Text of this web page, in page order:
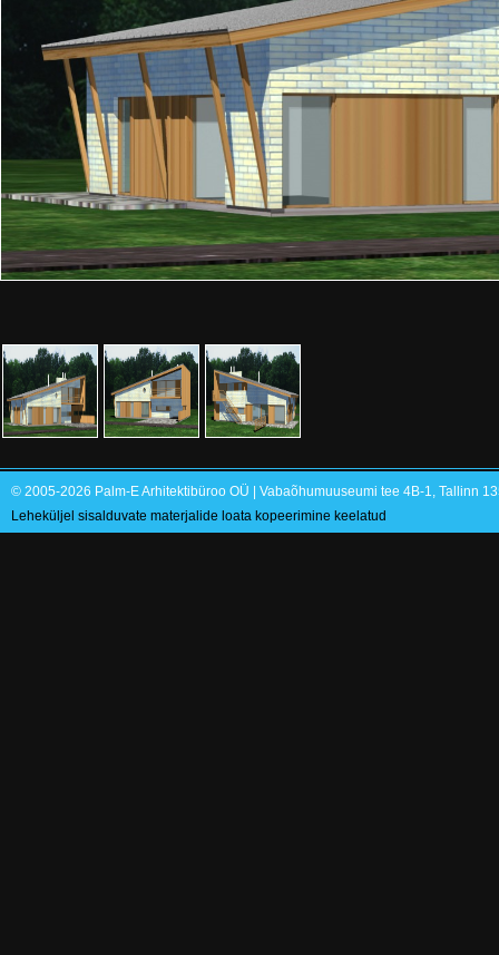
© 2005-2026 Palm-E Arhitektibüroo OÜ | Vabaõhumuuseumi tee 4B-1, Tallinn
Leheküljel sisalduvate materjalide loata kopeerimine keelatud